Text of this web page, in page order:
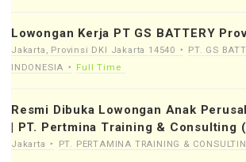
Lowongan Kerja PT GS BATTERY
Jakarta, Provinsi DKI Jakarta 14540
PT. GS
INDONESIA
Full Time
Resmi Dibuka Lowongan Anak
| PT. Pertmina Training & Consulting
Jakarta PT. PERTAMINA TRAINING &